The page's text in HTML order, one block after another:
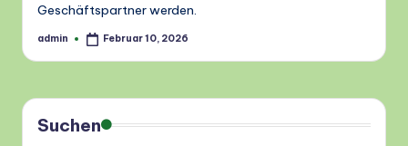
Geschäftspartner werden.
Posted
admin Februar 10, 2026
Suchen